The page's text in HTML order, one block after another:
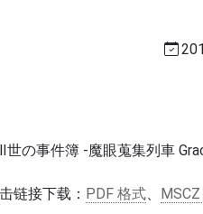
世の事件簿 -魔眼蒐集列車
链接下载： PDF 格式、